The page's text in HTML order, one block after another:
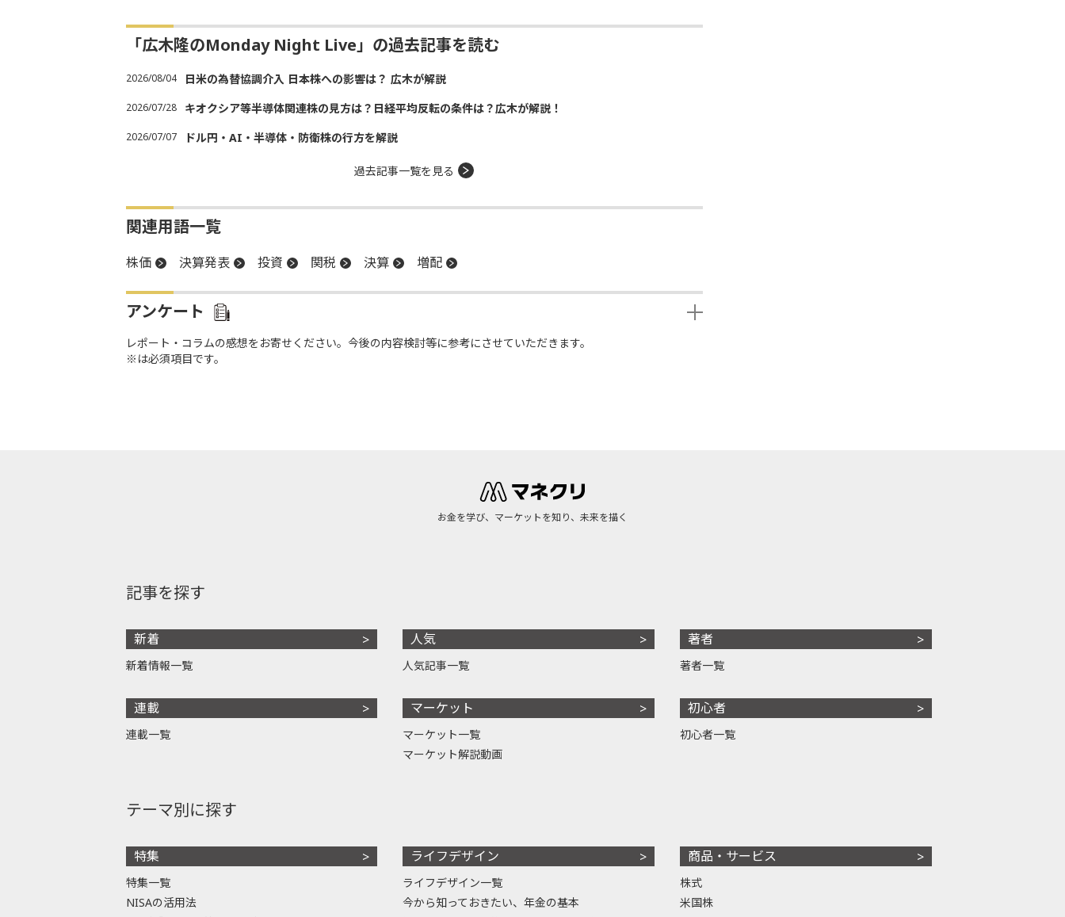
「広木隆のMonday Night Live」の過去記事を読む
2026/08/04 日米の為替協調介入 日本株への影響は？ 広木が解説
2026/07/28 キオクシア等半導体関連株の見方は？日経平均反転の条件は？広木が解説！
2026/07/07 ドル円・AI・半導体・防衛株の行方を解説
過去記事一覧を見る
関連用語一覧
株価 決算発表 投資 関税 決算 増配
アンケート
レポート・コラムの感想をお寄せください。今後の内容検討等に参考にさせていただきます。
※は必須項目です。
お金を学び、マーケットを知り、未来を描く
記事を探す
新着
新着情報一覧
連載
連載一覧
人気
人気記事一覧
マーケット
マーケット一覧
マーケット解説動画
著者
著者一覧
初心者
初心者一覧
テーマ別に探す
特集
特集一覧
NISAの活用法
ライフデザイン
ライフデザイン一覧
今から知っておきたい、年金の基本
商品・サービス
株式
米国株